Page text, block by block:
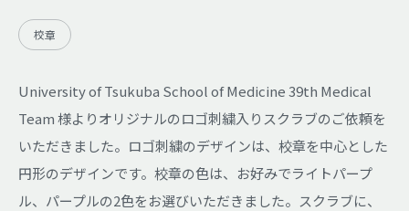
校章
University of Tsukuba School of Medicine 39th Medical
Team 様よりオリジナルのロゴ刺繍入りスクラブのご依頼を
いただきました。ロゴ刺繍のデザインは、校章を中心とした
円形のデザインです。校章の色は、お好みでライトパープ
ル、パープルの2色をお選びいただきました。スクラブに、